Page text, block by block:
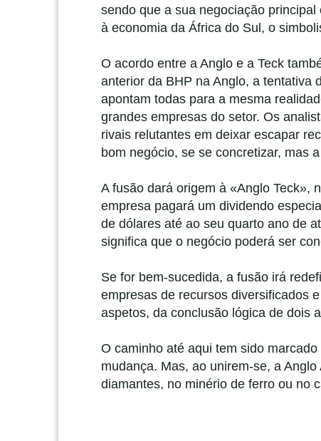
sendo que a sua negociação
à economia da África do Sul, o
O acordo entre a Anglo e a Teck
anterior da BHP na Anglo, a tentativa
apontam todas para a mesma
grandes empresas do setor. Os
rivais relutantes em deixar escapar
bom negócio, se se concretizar, mas
A fusão dará origem à «Anglo Teck»,
empresa pagará um dividendo
de dólares até ao seu quarto ano de
significa que o negócio poderá ser
Se for bem-sucedida, a fusão irá
empresas de recursos diversificados
aspetos, da conclusão lógica de dois
O caminho até aqui tem sido
mudança. Mas, ao unirem-se, a
diamantes, no minério de ferro ou no